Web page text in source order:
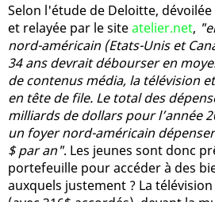
Selon l'étude de Deloitte,
et relayée par le siteatelier.net,
nord-américain (Etats-Unis et
34 ans devrait débourser en
de contenus média, la télévision
en tête de file. Le total des
milliards de dollars pour l’année
un foyer nord-américain
$ par an". Les jeunes sont donc
portefeuille pour accéder à des
auxquels justement ? La